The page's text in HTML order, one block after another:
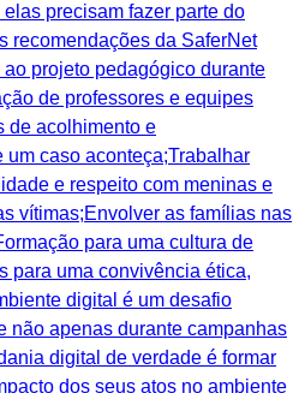
precisam fazer parte do
recomendações da SaferNet
projeto pedagógico durante
de professores e equipes
de acolhimento e
caso aconteça;Trabalhar
e respeito com meninas e
vítimas;Envolver as famílias nas
para uma cultura de
para uma convivência ética,
digital é um desafio
não apenas durante campanhas
digital de verdade é formar
dos seus atos no ambiente